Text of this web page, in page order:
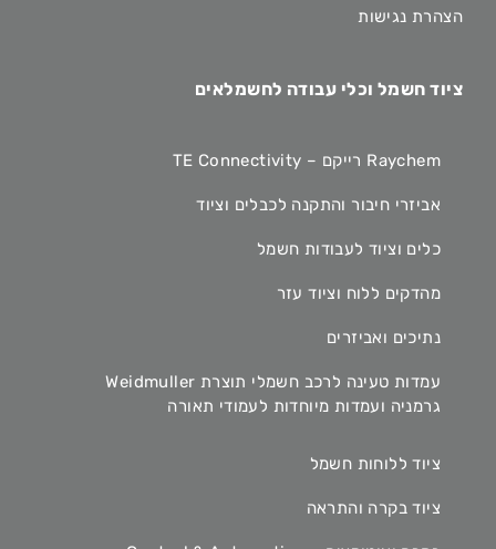
הצהרת נגישות
ציוד חשמל וכלי עבודה לחשמלאים
Raychem רייקם – TE Connectivity
אביזרי חיבור והתקנה לכבלים וציוד
כלים וציוד לעבודות חשמל
מהדקים ללוח וציוד עזר
נתיכים ואביזרים
עמדות טעינה לרכב חשמלי תוצרת Weidmuller
גרמניה ועמדות מיוחדות לעמודי תאורה
ציוד ללוחות חשמל
ציוד בקרה והתראה